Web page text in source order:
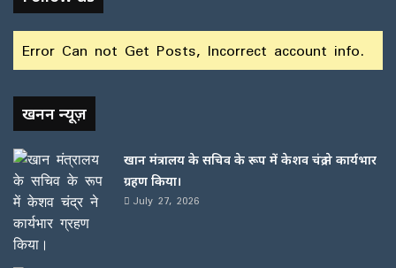
Error Can not Get Posts, Incorrect account info.
खनन न्यूज़
खान मंत्रालय के सचिव के रूप में केशव चंद्र ने कार्यभार
ग्रहण किया।
July 27, 2026